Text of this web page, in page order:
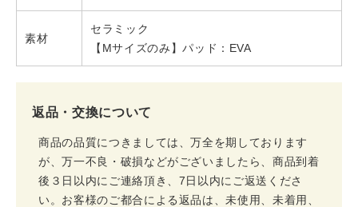
素材
セラミック
【Mサイズのみ】パッド：EVA
返品・交換について
商品の品質につきましては、万全を期しております
が、万一不良・破損などがございましたら、商品到着
後３日以内にご連絡頂き、7日以内にご返送くださ
い。お客様のご都合による返品は、未使用、未着用、